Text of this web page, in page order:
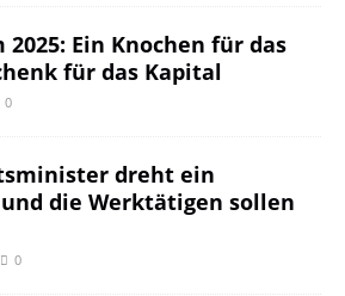
Ein Knochen für das
für das Kapital
0
dreht ein
die Werktätigen sollen
0